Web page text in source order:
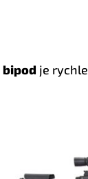
bipod je